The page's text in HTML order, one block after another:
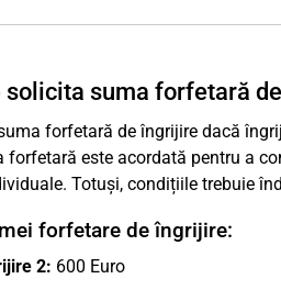
solicita suma forfetară
forfetară de îngrijire dacă
forfetară este acordată pentru a
Totuși, condițiile trebuie
forfetare de îngrijire:
2: 600 Euro